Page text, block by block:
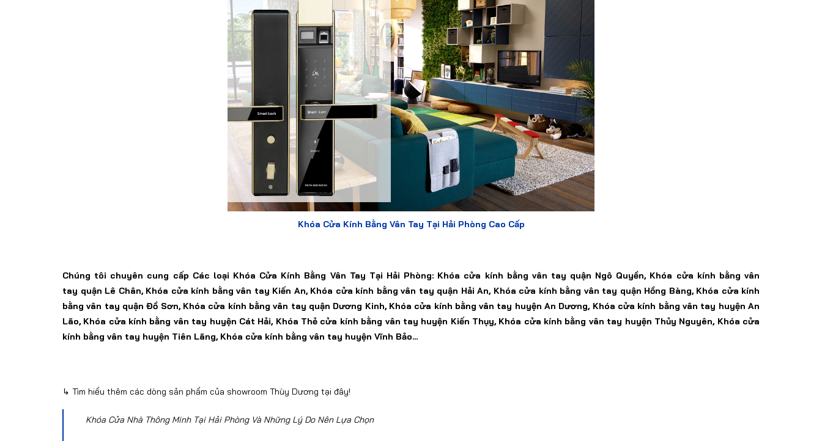
Khóa Cửa Kính Bằng Vân Tay Tại Hải Phòng Cao Cấp
Chúng tôi chuyên cung cấp Các loại Khóa Cửa Kính Bằng Vân Tay Tại Hải Phòng: Khóa cửa kính bằng vân tay quận Ngô Quyền, Khóa cửa kính bằng vân
tay quận Lê Chân, Khóa cửa kính bằng vân tay Kiến An, Khóa cửa kính bằng vân tay quận Hải An, Khóa cửa kính bằng vân tay quận Hồng Bàng, Khóa cửa kính
bằng vân tay quận Đồ Sơn, Khóa cửa kính bằng vân tay quận Dương Kinh, Khóa cửa kính bằng vân tay huyện An Dương, Khóa cửa kính bằng vân tay huyện An
Lão, Khóa cửa kính bằng vân tay huyện Cát Hải, Khóa Thẻ cửa kính bằng vân tay huyện Kiến Thụy, Khóa cửa kính bằng vân tay huyện Thủy Nguyên, Khóa cửa
kính bằng vân tay huyện Tiên Lãng, Khóa cửa kính bằng vân tay huyện Vĩnh Bảo...
↳ Tìm hiểu thêm các dòng sản phẩm của showroom Thùy Dương tại đây!
Khóa Cửa Nhà Thông Minh Tại Hải Phòng Và Những Lý Do Nên Lựa Chọn